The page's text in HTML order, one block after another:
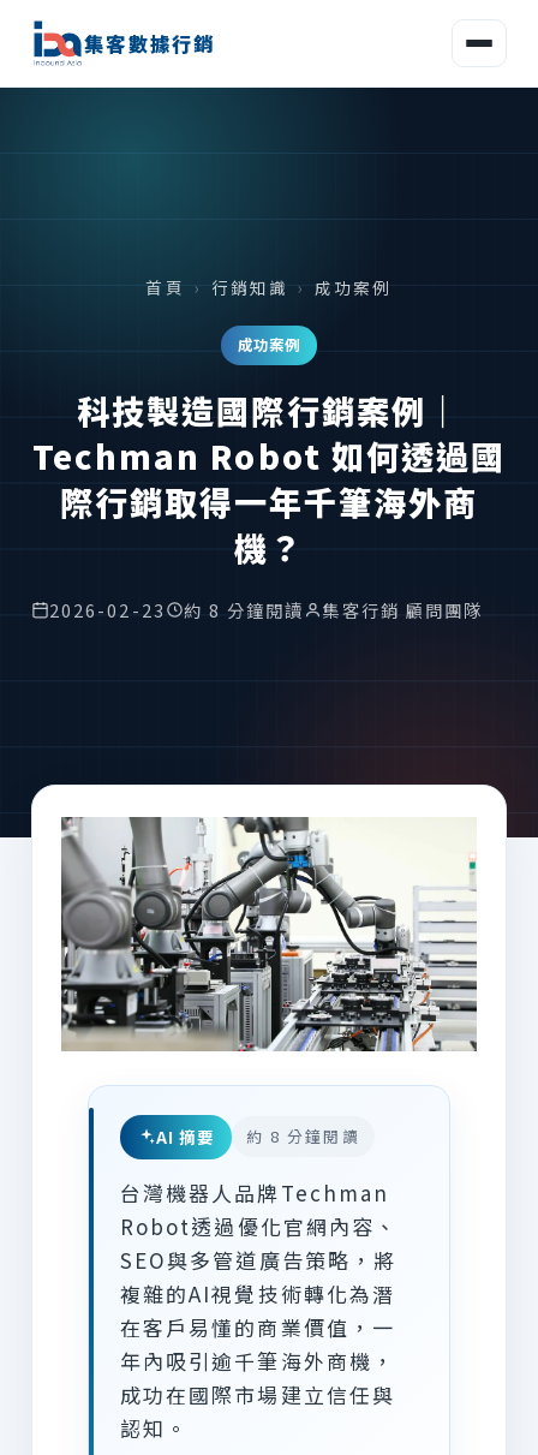
集客數據行銷
首頁 › 行銷知識 › 成功案例
成功案例
科技製造國際行銷案例｜
Techman Robot 如何透過國
際行銷取得一年千筆海外商
機？
2026-02-23 約 8 分鐘閱讀 集客行銷 顧問團隊
AI 摘要 約 8 分鐘閱讀
台灣機器人品牌Techman
Robot透過優化官網內容、
SEO與多管道廣告策略，將
複雜的AI視覺技術轉化為潛
在客戶易懂的商業價值，一
年內吸引逾千筆海外商機，
成功在國際市場建立信任與
認知。